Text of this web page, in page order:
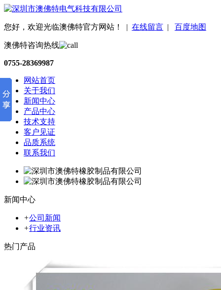
您好，欢迎光临澳佛特官方网站！ | 在线留言 | 百度地图
澳佛特咨询热线
0755-28369987
网站首页
关于我们
新闻中心
产品中心
技术支持
客户见证
品质系统
联系我们
新闻中心
+公司新闻
+行业资讯
热门产品